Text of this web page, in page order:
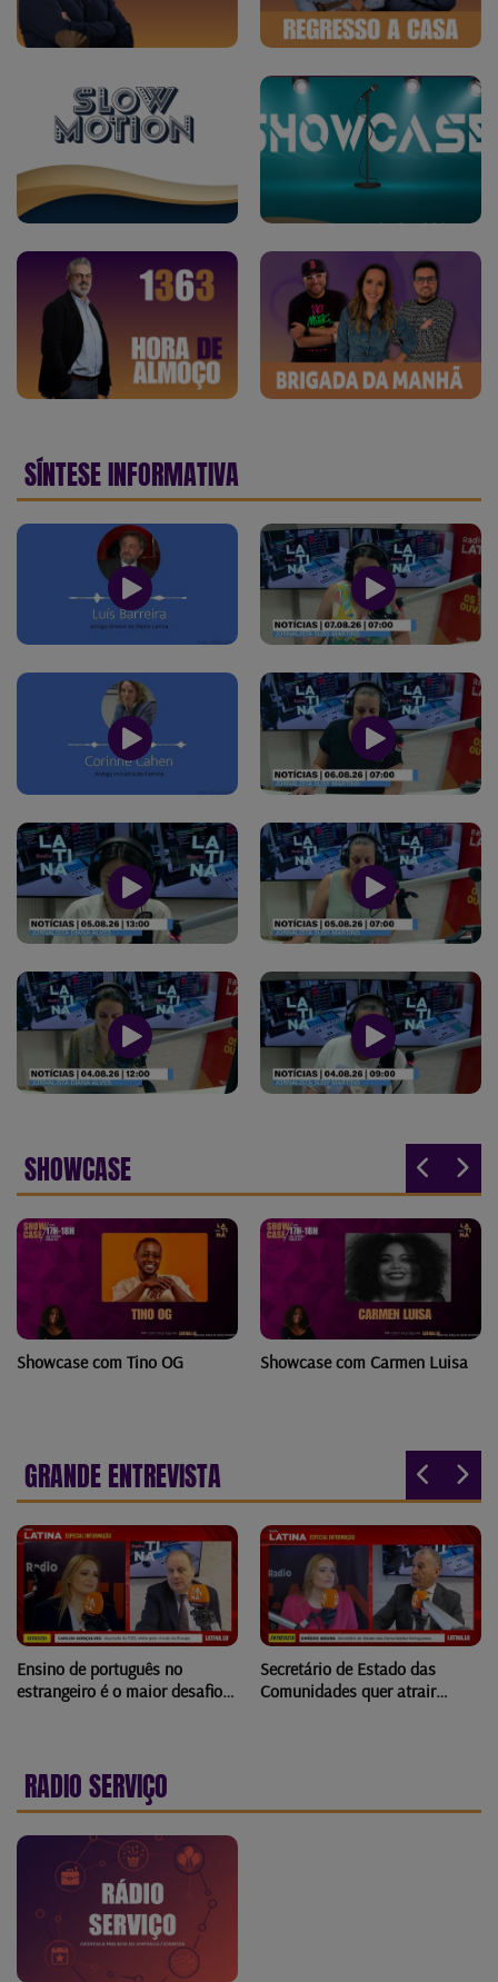
SÍNTESE INFORMATIVA
SHOWCASE
Showcase com Tino OG Showcase com Carmen Luisa
GRANDE ENTREVISTA
Ensino de português no
estrangeiro é o maior desafio
Secretário de Estado das
Comunidades quer atrair
RADIO SERVIÇO